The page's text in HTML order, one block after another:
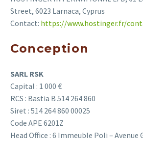
Street, 6023 Larnaca, Cyprus
Contact: https://www.hostinger.fr/
Conception
SARL RSK
Capital : 1 000 €
RCS : Bastia B 514 264 860
Siret : 514 264 860 00025
Code APE 6201Z
Head Office : 6 Immeuble Poli – Avenue